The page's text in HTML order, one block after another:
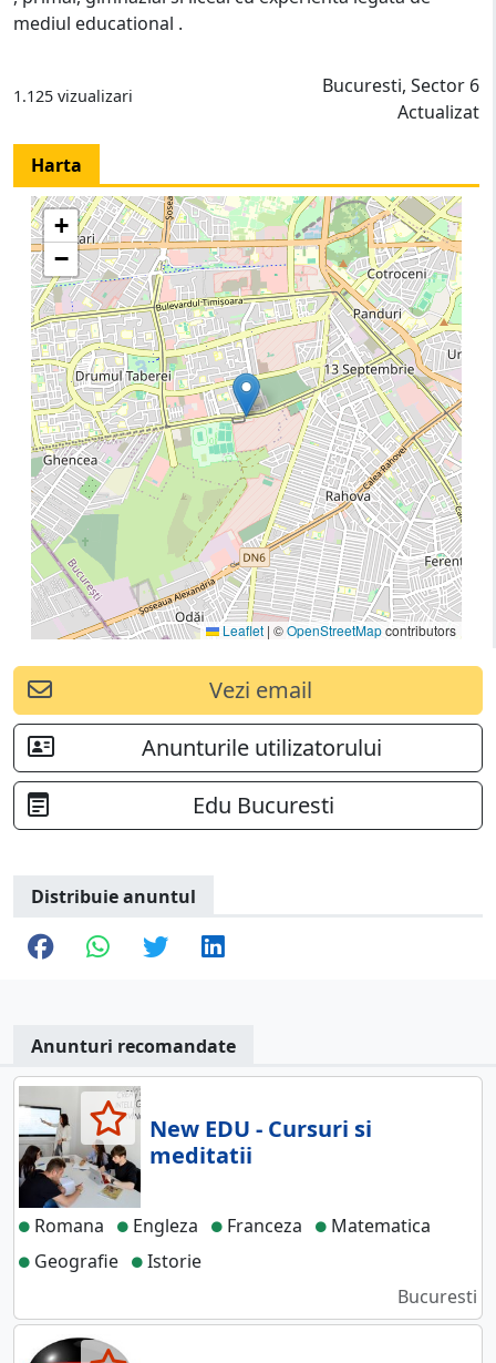
mediul educational .
1.125 vizualizari
Bucuresti, Sector 6
Actualizat
Harta
+
−
Leaflet | ©OpenStreetMapcontributors
Vezi email
Anunturile utilizatorului
Edu Bucuresti
Distribuie anuntul
Anunturi recomandate
New EDU - Cursuri si
meditatii
Romana Engleza Franceza
Matematica
Geografie
Istorie
Bucuresti